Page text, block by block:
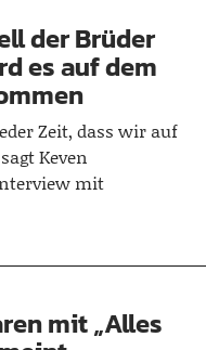
der Brüder
es auf dem
Zeit, dass wir auf
Keven
mit
mit „Alles